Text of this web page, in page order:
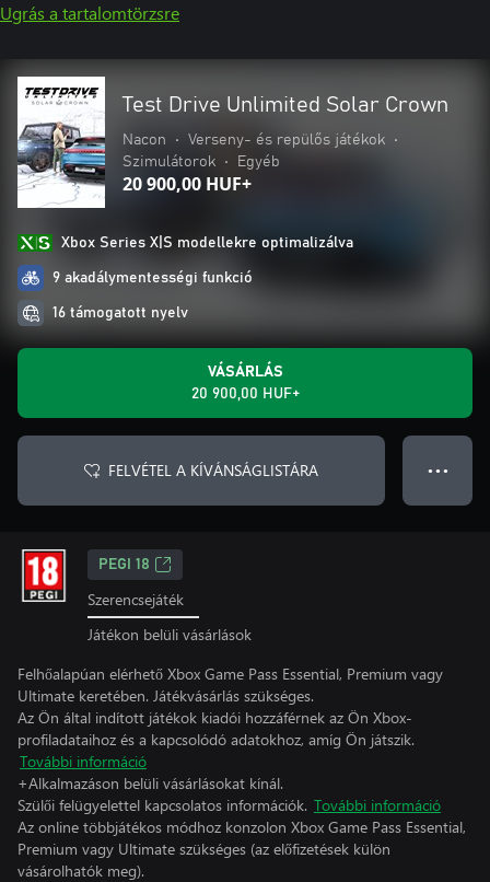
Ugrás a tartalomtörzsre
Test Drive Unlimited Solar Crown
Nacon • Verseny- és repülős játékok
•
Szimulátorok
• Egyéb
20 900,00 HUF+
Xbox Series X|S modellekre optimalizálva
9 akadálymentességi funkció
16 támogatott nyelv
VÁSÁRLÁS
20 900,00 HUF+
FELVÉTEL A KÍVÁNSÁGLISTÁRA ● ● ●
PEGI 18
Szerencsejáték
Játékon belüli vásárlások
Felhőalapúan elérhető Xbox Game Pass Essential, Premium vagy
Ultimate keretében. Játékvásárlás szükséges.
Az Ön által indított játékok kiadói hozzáférnek az Ön Xbox-
profiladataihoz és a kapcsolódó adatokhoz, amíg Ön játszik.
További információ
+Alkalmazáson belüli vásárlásokat kínál.
Szülői felügyelettel kapcsolatos információk. További információ
Az online többjátékos módhoz konzolon Xbox Game Pass Essential,
Premium vagy Ultimate szükséges (az előfizetések külön
vásárolhatók meg).